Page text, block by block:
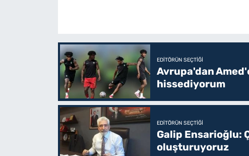
EDITÖRÜN SEÇTIĞI
Avrupa'dan
hissediyorum
EDITÖRÜN SEÇTIĞI
Galip Ensarioğlu:
oluşturuyoruz